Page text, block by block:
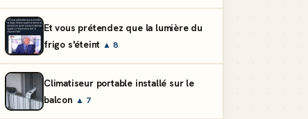
Et vous prétendez que la lumière du
frigo s'éteint ▲ 8
Climatiseur portable installé sur le
balcon ▲ 7